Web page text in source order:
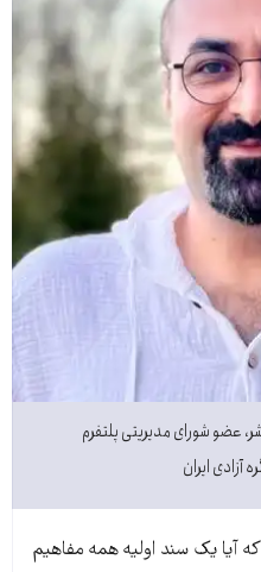
عضو شورای مدیریتی پلتفرم
آزادی ایران
آیا یک سند اولیه همه مفاهیم